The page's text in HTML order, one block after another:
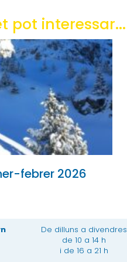
pot interessar...
febrer 2026
De dilluns a divendres
de 10 a 14 h
i de 16 a 21 h